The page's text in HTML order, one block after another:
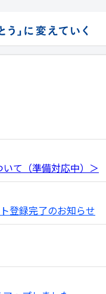
て（準備対応中）＞
登録完了のお知らせ